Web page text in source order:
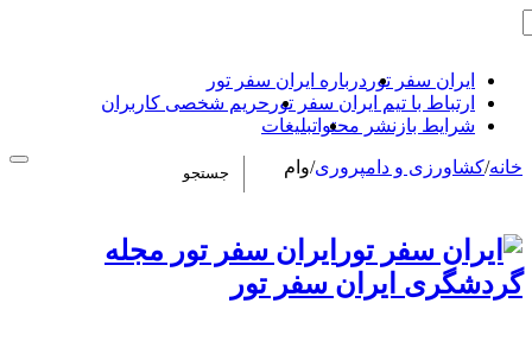
ایران سفر تور درباره ایران سفر تور
ارتباط با تیم ایران سفر تور حریم شخصی کاربران
شرایط بازنشر محتوا تبلیغات
ایران سفر تور مجله
گردشگری ایران سفر تور
خانه/کشاورزی و دامپروری/وام